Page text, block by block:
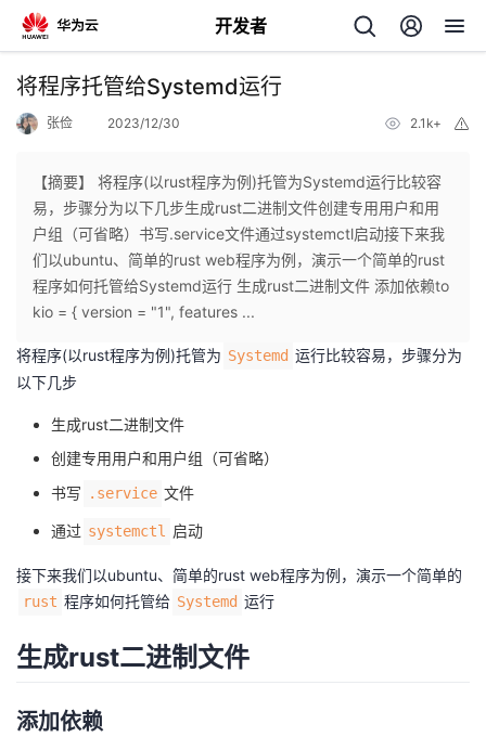
开发者
返
个
人
主
页
我
的
开
者
我
客
论
的
我
将程序托管给Systemd运行
张俭 2023/12/30 2.1k+
【摘要】 将程序(以rust程序为例)托管为Systemd运行比较容
易，步骤分为以下几步生成rust二进制文件创建专用用户和用
户组（可省略）书写.service文件通过systemctl启动接下来我
们以ubuntu、简单的rust web程序为例，演示一个简单的rust
程序如何托管给Systemd运行 生成rust二进制文件 添加依赖to
kio = { version = "1", features ...
将程序(以rust程序为例)托管为 Systemd 运行比较容易，步骤分为
以下几步
生成rust二进制文件
创建专用用户和用户组（可省略）
书写
.service 文件
通过 systemctl 启动
接下来我们以ubuntu、简单的rust web程序为例，演示一个简单的
rust 程序如何托管给 Systemd 运行
生成rust二进制文件
添加依赖